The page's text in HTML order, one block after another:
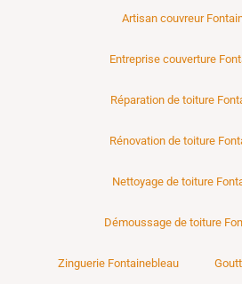
Artisan couvreur
Entreprise couverture
Réparation de toiture
Rénovation de toiture
Nettoyage de toiture
Démoussage de toiture
Zinguerie Fontainebleau